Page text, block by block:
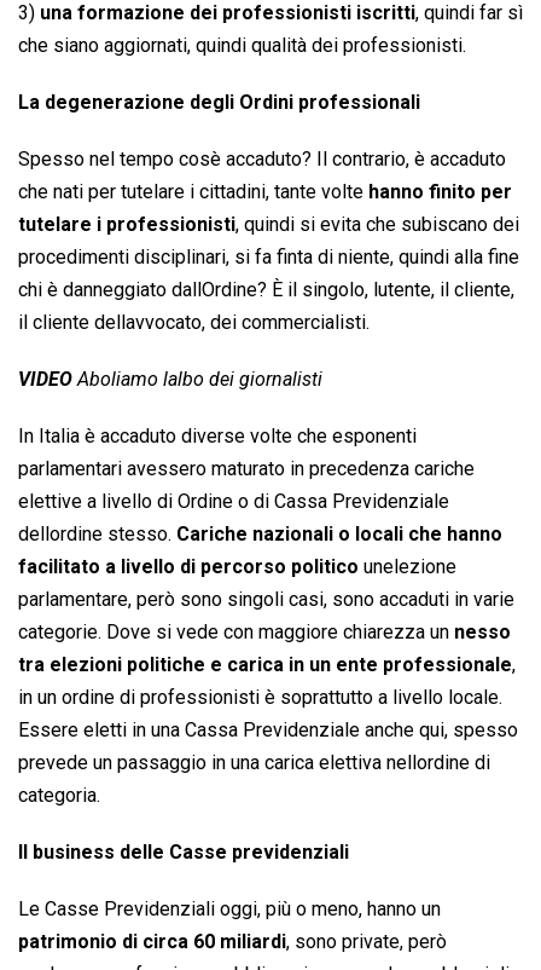
3) una formazione dei professionisti iscritti, quindi far sì
che siano aggiornati, quindi qualità dei professionisti.
La degenerazione degli Ordini professionali
Spesso nel tempo cosè accaduto? Il contrario, è accaduto
che nati per tutelare i cittadini, tante volte hanno finito per
tutelare i professionisti, quindi si evita che subiscano dei
procedimenti disciplinari, si fa finta di niente, quindi alla fine
chi è danneggiato dallOrdine? È il singolo, lutente, il cliente,
il cliente dellavvocato, dei commercialisti.
VIDEOAboliamo lalbo dei giornalisti
In Italia è accaduto diverse volte che esponenti
parlamentari avessero maturato in precedenza cariche
elettive a livello di Ordine o di Cassa Previdenziale
dellordine stesso. Cariche nazionali o locali che hanno
facilitato a livello di percorso politico unelezione
parlamentare, però sono singoli casi, sono accaduti in varie
categorie. Dove si vede con maggiore chiarezza un nesso
tra elezioni politiche e carica in un ente professionale,
in un ordine di professionisti è soprattutto a livello locale.
Essere eletti in una Cassa Previdenziale anche qui, spesso
prevede un passaggio in una carica elettiva nellordine di
categoria.
Il business delle Casse previdenziali
Le Casse Previdenziali oggi, più o meno, hanno un
patrimonio di circa 60 miliardi, sono private, però